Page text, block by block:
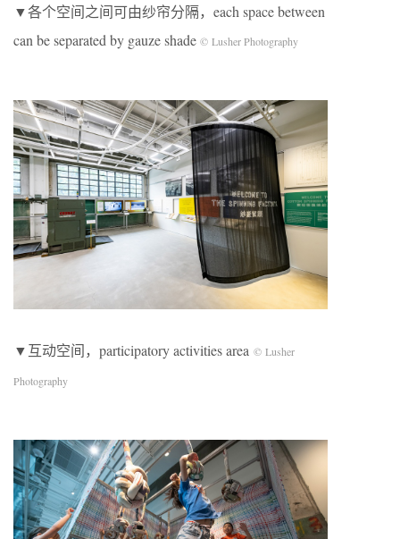
▼各个空间之间可由纱帘分隔，each space between
can be separated by gauze shade © Lusher Photography
▼互动空间，participatory activities area © Lusher
Photography